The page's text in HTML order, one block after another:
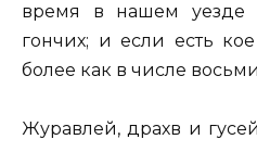
время в нашем уезде
гончих; и если есть
более как в числе
Журавлей, драхв и